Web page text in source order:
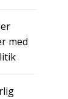
med